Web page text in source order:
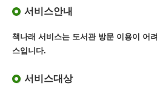
서비스안내
책나래 서비스는 도서관 방문 이용이 어
스입니다.
서비스대상